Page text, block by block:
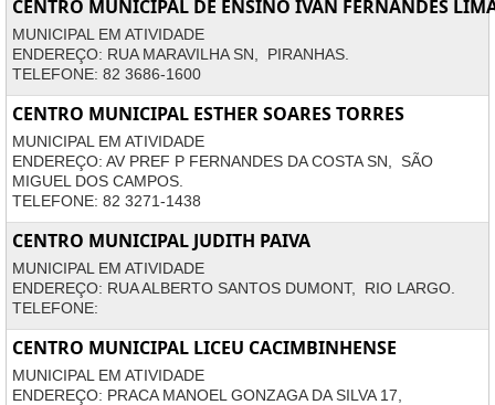
CENTRO MUNICIPAL DE ENSINO IVAN FERNANDES
MUNICIPAL EM ATIVIDADE
ENDEREÇO: RUA MARAVILHA SN, PIRANHAS.
TELEFONE: 82 3686-1600
CENTRO MUNICIPAL ESTHER SOARES TORRES
MUNICIPAL EM ATIVIDADE
ENDEREÇO: AV PREF P FERNANDES DA COSTA SN, SÃO
MIGUEL DOS CAMPOS.
TELEFONE: 82 3271-1438
CENTRO MUNICIPAL JUDITH PAIVA
MUNICIPAL EM ATIVIDADE
ENDEREÇO: RUA ALBERTO SANTOS DUMONT, RIO LARGO.
TELEFONE:
CENTRO MUNICIPAL LICEU CACIMBINHENSE
MUNICIPAL EM ATIVIDADE
ENDEREÇO: PRACA MANOEL GONZAGA DA SILVA 17,